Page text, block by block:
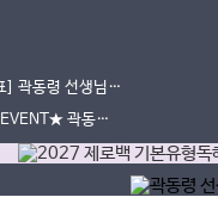
] 곽동령 선생님 6
곽동령
모평 후기 남기